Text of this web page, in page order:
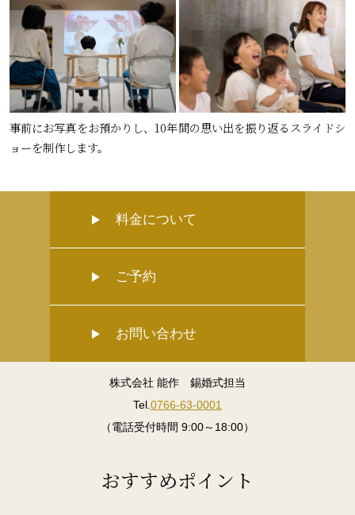
事前にお写真をお預かりし、10年間の思い出を振り返るスライドシ
ョーを制作します。
料金について
ご予約
お問い合わせ
株式会社 能作 錫婚式担当
Tel. 0766-63-0001
（電話受付時間 9:00～18:00）
おすすめポイント